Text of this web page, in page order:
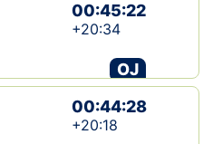
00:45:22
+20:34
OJ
00:44:28
+20:18